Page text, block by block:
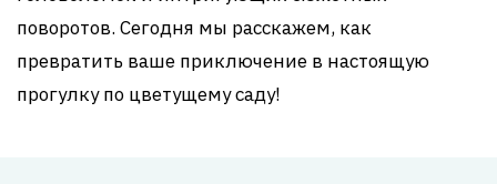
поворотов. Сегодня мы расскажем, как
превратить ваше приключение в настоящую
прогулку по цветущему саду!